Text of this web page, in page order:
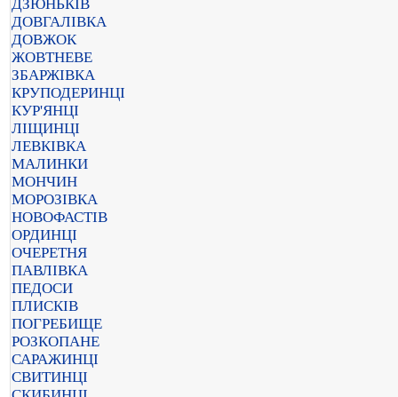
ДЗЮНЬКІВ
ДОВГАЛІВКА
ДОВЖОК
ЖОВТНЕВЕ
ЗБАРЖІВКА
КРУПОДЕРИНЦІ
КУР'ЯНЦІ
ЛІЩИНЦІ
ЛЕВКІВКА
МАЛИНКИ
МОНЧИН
МОРОЗІВКА
НОВОФАСТІВ
ОРДИНЦІ
ОЧЕРЕТНЯ
ПАВЛІВКА
ПЕДОСИ
ПЛИСКІВ
ПОГРЕБИЩЕ
РОЗКОПАНЕ
САРАЖИНЦІ
СВИТИНЦІ